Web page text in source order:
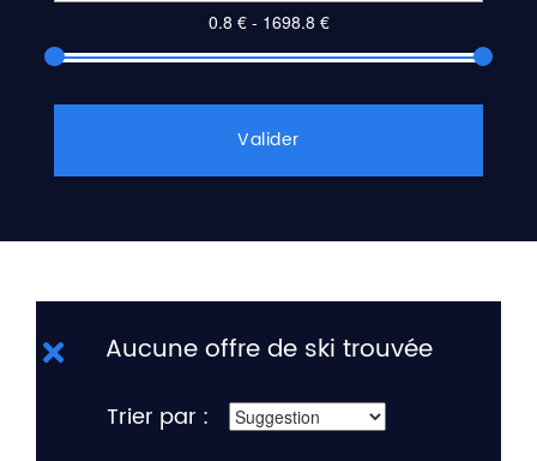
Valider
Aucune offre de ski trouvée
Trier par :